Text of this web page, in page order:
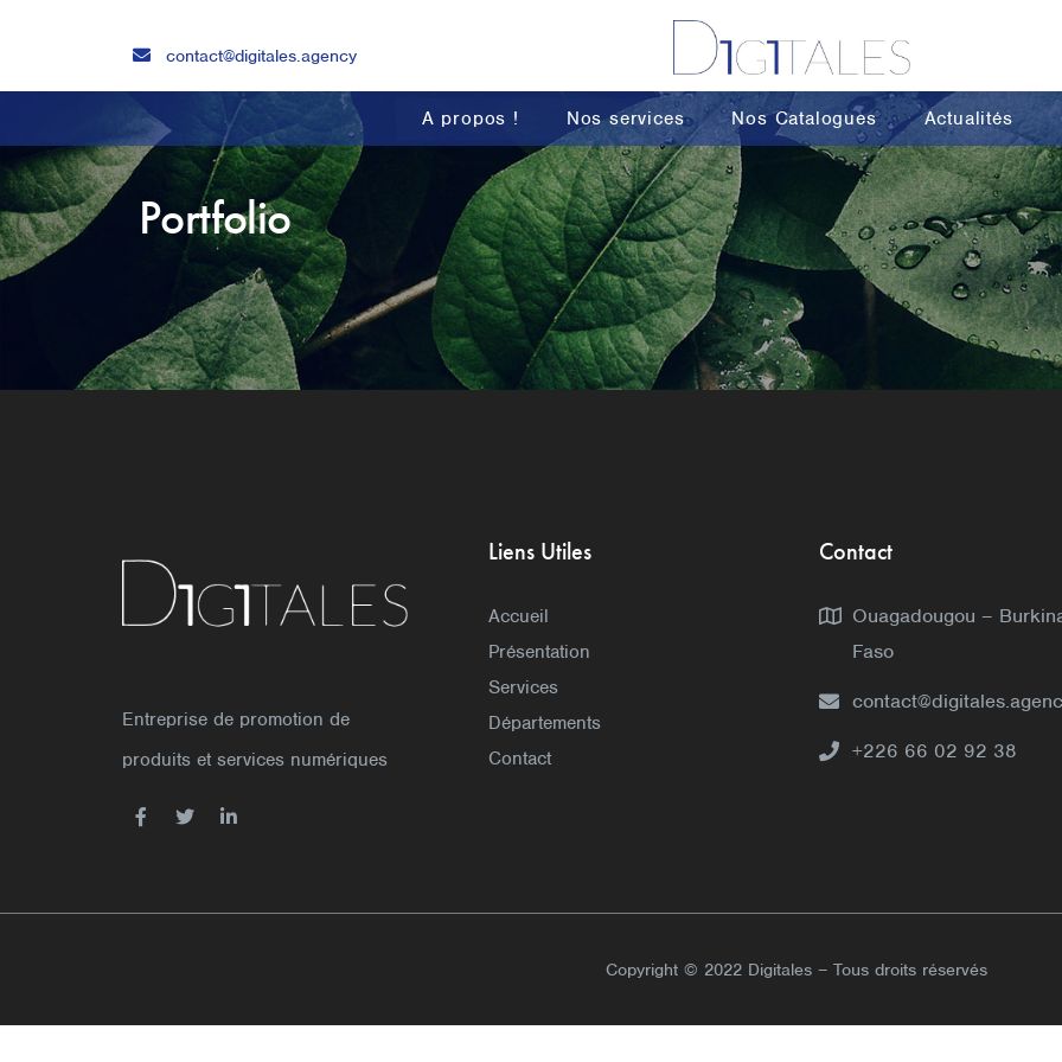
contact@digitales.agency
A propos ! Nos services Nos Catalogues Actualités
Portfolio
Entreprise de promotion de
produits et services numériques
Liens Utiles
Accueil
Présentation
Services
Départements
Contact
Contact
Ouagadougou –
Faso
+226 66 02 92 38
Copyright © 2022 Digitales – Tous droits réservés